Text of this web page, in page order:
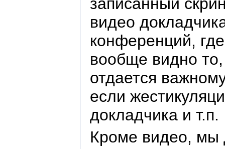
записанный
видео
конференций,
вообще видно
отдается
если
докладчика и т.п.
Кроме видео, мы